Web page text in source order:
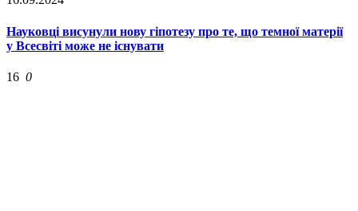
Науковці висунули нову гіпотезу про те, що темної матерії
у Всесвіті може не існувати
16 0